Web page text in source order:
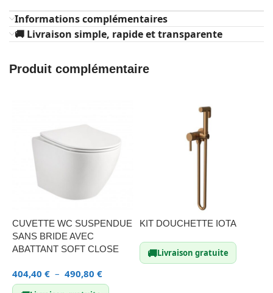
Informations complémentaires
🚚 Livraison simple, rapide et transparente
Produit complémentaire
CUVETTE WC SUSPENDUE
SANS BRIDE AVEC
ABATTANT SOFT CLOSE
404,40 € – 490,80 €
KIT DOUCHETTE IOTA
🚚Livraison gratuite